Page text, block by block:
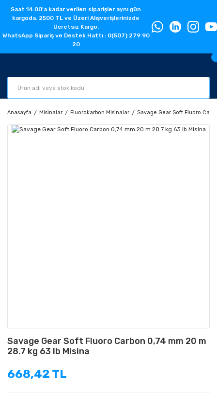
Saat 14:00'a kadar verilen siparişler aynı gün
kargoda. 2500 TL ve Üzeri Alışverişlerinizde
Ücretsiz Kargo.
WhatsApp Sipariş ve Destek Hattı : 0(507) 279 90
20
Anasayfa Misinalar Fluorokarbon Misinalar Savage Gear Soft Fluoro
Savage Gear Soft Fluoro Carbon 0,74 mm 20 m
28.7 kg 63 lb Misina
668,42 TL